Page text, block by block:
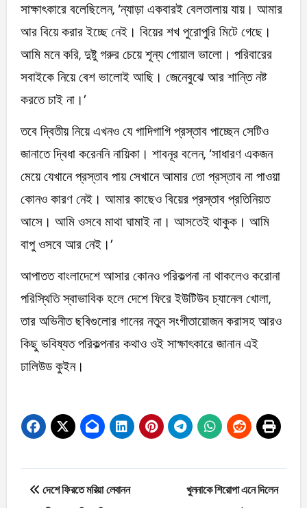
সাক্ষাৎকারে বলেছিলেন, ‘ন্যাড়া একবারই বেলতালায় যায়। আমার
আর বিয়ে করার ইচ্ছে নেই। বিয়ের শখ পুরোপুরি মিটে গেছে।
আমি মনে করি, ‍দুষ্টু গরুর চেয়ে শূন্য গোয়াল ভালো। পরিবারের
সবাইকে নিয়ে বেশ ভালোই আছি। জেনেবুঝে আর শান্তি নষ্ট
করতে চাই না।’
তবে দ্বিতীয় নিয়ে এখনও যে গাদিগাগি প্রস্তাব পাচ্ছেন সেটিও
জানাতে দ্বিধা করেননি নায়িকা। শাবনূর বলেন, ‘সাধারণ একজন
মেয়ে যেখানে প্রস্তাব পায় সেখানে আমার তো প্রস্তাব না পাওয়া
কোনও কারণ নেই। আমার কাছেও বিয়ের প্রস্তাব প্রতিনিয়ত
আসে। আমি ওসবে মাথা ঘামাই না। আসতেই থাকুক। আমি
বাপু ওসবে আর নেই।’
আপাতত বাংলাদেশে আসার কোনও পরিকল্পনা না থাকলেও করোনা
পরিস্থিতি স্বাভাবিক হলে দেশে ফিরে ইউটিউব চ্যানেল খোলা,
তার অভিনীত ছবিগুলোর গানের নতুন সংগীতায়োজন করাসহ আরও
কিছু ভবিষ্যত পরিকল্পনার কথাও ওই সাক্ষাৎকারে জানান এই
ঢালিউড কুইন।
Post
দেশে ফিরতে মরিয়া লেবানন
খুলনাকে শিরোপা এনে দিলেন